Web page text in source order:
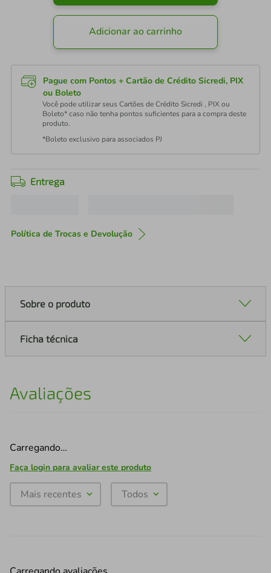
Adicionar ao carrinho
Pague com Pontos + Cartão de Crédito Sicredi, PIX
ou Boleto
Você pode utilizar seus Cartões de Crédito Sicredi , PIX ou
Boleto* caso não tenha pontos suficientes para a compra deste
produto.
*Boleto exclusivo para associados PJ
Entrega
Política de Trocas e Devolução
Sobre o produto
Ficha técnica
Avaliações
Carregando…
Faça login para avaliar este produto
Mais recentes Todos